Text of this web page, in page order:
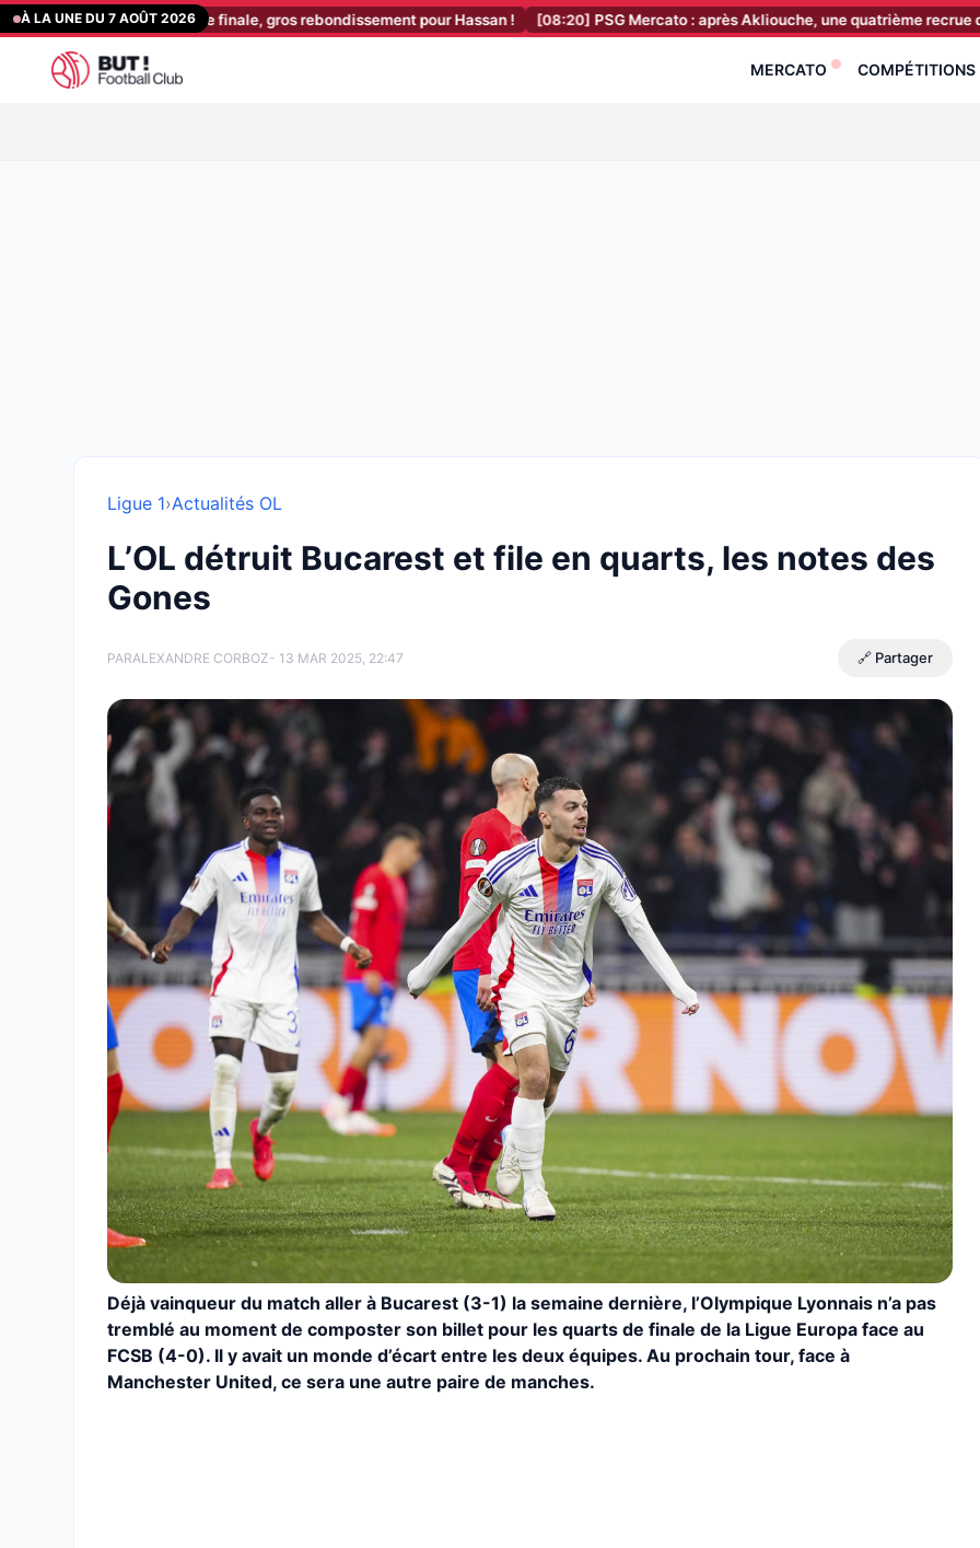
Aller
au
contenu
À LA UNE DU 7 AOÛT 2026
sa réponse finale, gros rebondissement pour Hassan ! [08:20] PSG Mercato : après Akliouche, une quatrième recrue déjà en salle
MERCATO COMPÉTITIONS
Ligue 1›Actualités OL
L’OL détruit Bucarest et file en quarts, les notes des
Gones
PARALEXANDRE CORBOZ- 13 MAR 2025, 22:47 🔗 Partager
Déjà vainqueur du match aller à Bucarest (3-1) la semaine dernière, l’Olympique Lyonnais n’a pas
tremblé au moment de composter son billet pour les quarts de finale de la Ligue Europa face au
FCSB (4-0). Il y avait un monde d’écart entre les deux équipes. Au prochain tour, face à
Manchester United, ce sera une autre paire de manches.